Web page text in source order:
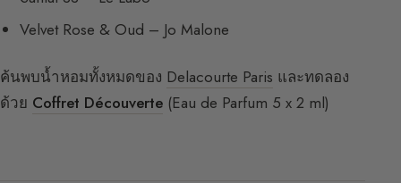
Velvet Rose & Oud – Jo Malone
ค้นพบน้ำหอมทั้งหมดของ Delacourte Paris และทดลอง
ด้วย Coffret Découverte (Eau de Parfum 5 x 2 ml)